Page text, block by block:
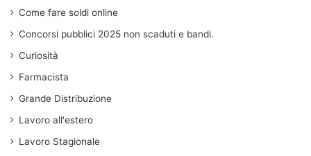
Come fare soldi online
Concorsi pubblici 2025 non scaduti e bandi.
Curiosità
Farmacista
Grande Distribuzione
Lavoro all'estero
Lavoro Stagionale